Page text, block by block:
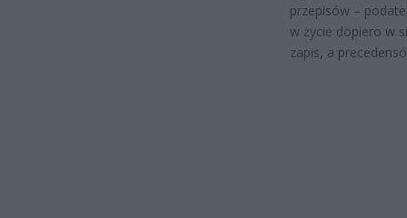
przepisów –
w życie dopiero w
zapis, a